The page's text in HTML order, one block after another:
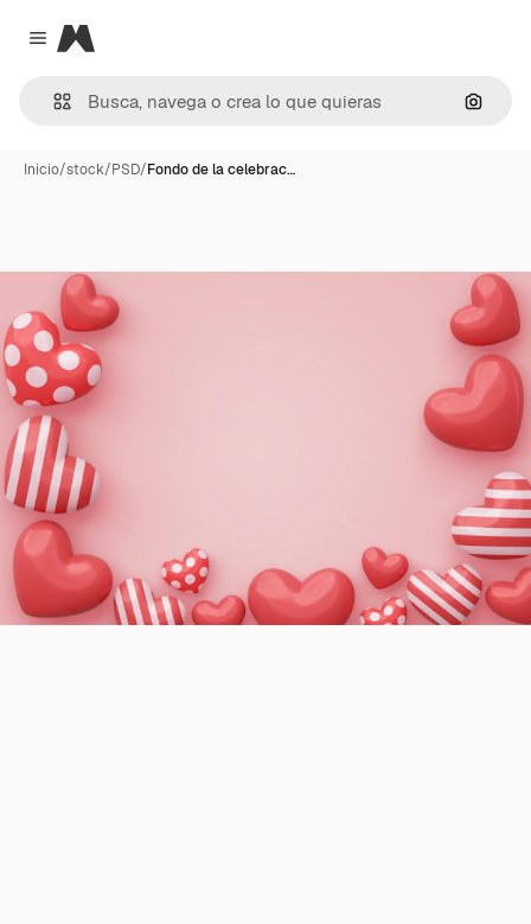
Close menu
Magnific
Inicio/stock/PSD/Fondo de la celebrac…